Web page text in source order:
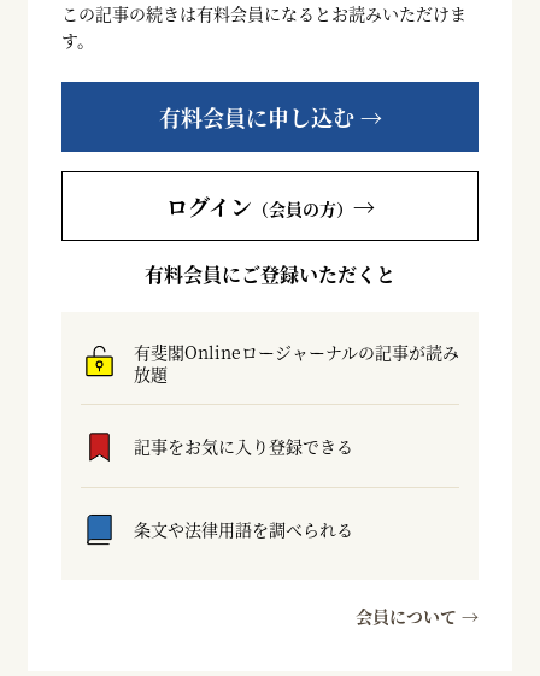
この記事の続きは有料会員になるとお読みいただけま
す。
有料会員に申し込む →
ログイン （会員の方） →
有料会員にご登録いただくと
有斐閣Onlineロージャーナルの記事が読み
放題
記事をお気に入り登録できる
条文や法律用語を調べられる
会員について →